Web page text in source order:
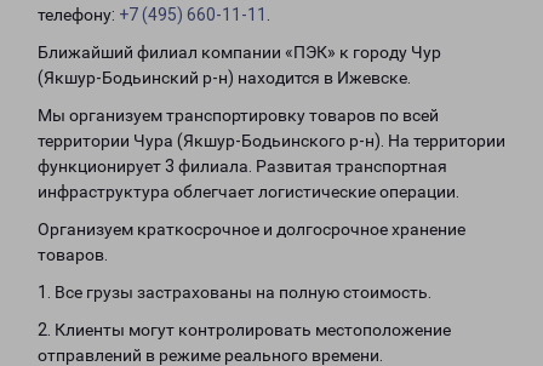
телефону: +7 (495) 660-11-11
Ближайший филиал компании «ПЭК» к городу Чур
(Якшур-Бодьинский р-н) находится в Ижевске.
Мы организуем транспортировку товаров по всей
территории Чура (Якшур-Бодьинского р-н). На территории
функционирует 3 филиала. Развитая транспортная
инфраструктура облегчает логистические операции.
Организуем краткосрочное и долгосрочное хранение
товаров.
1. Все грузы застрахованы на полную стоимость.
2. Клиенты могут контролировать местоположение
отправлений в режиме реального времени.